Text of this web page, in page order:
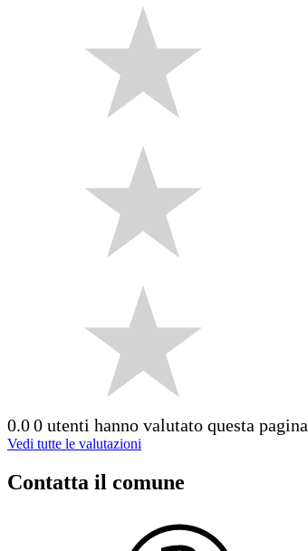
0.00 utenti hanno valutato questa pagina
Vedi tutte le valutazioni
Contatta il comune